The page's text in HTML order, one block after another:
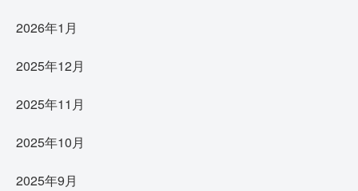
2026年1月
2025年12月
2025年11月
2025年10月
2025年9月